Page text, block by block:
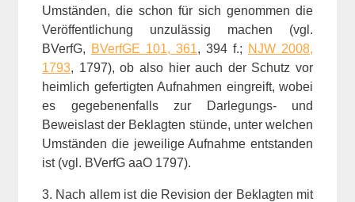
Umständen, die schon für sich genommen die
Veröffentlichung unzulässig machen (vgl.
BVerfG, BVerfGE 101, 361, 394 f.; NJW 2008,
1793, 1797), ob also hier auch der Schutz vor
heimlich gefertigten Aufnahmen eingreift, wobei
es gegebenenfalls zur Darlegungs- und
Beweislast der Beklagten stünde, unter welchen
Umständen die jeweilige Aufnahme entstanden
ist (vgl. BVerfG aaO 1797).
3. Nach allem ist die Revision der Beklagten mit